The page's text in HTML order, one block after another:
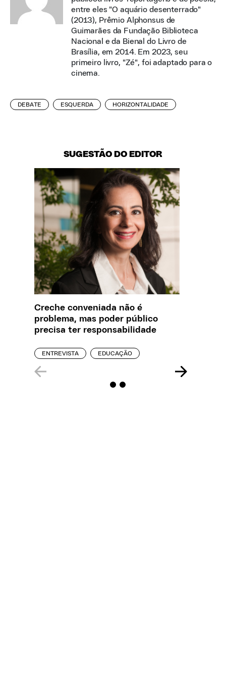
entre eles "O aquário desenterrado"
(2013), Prêmio Alphonsus de
Guimarães da Fundação Biblioteca
Nacional e da Bienal do Livro de
Brasília, em 2014. Em 2023, seu
primeiro livro, "Zé", foi adaptado para o
cinema.
DEBATE ESQUERDA HORIZONTALIDADE
SUGESTÃO DO EDITOR
Creche conveniada não é
problema, mas poder público
precisa ter responsabilidade
ENTREVISTA EDUCAÇÃO